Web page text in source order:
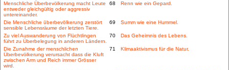
Menschliche Überbevölkerung macht Leute
entweder gleichgültig oder aggressiv
untereinander.
68 Renn wie ein Gepard.
Die Menschliche überbevölkerung zerstört
sensible Lebensräume der letzten Tiere.
69 Summ wie eine Hummel.
Zu viel Auswanderung von Flüchtlingen
führt zu Überbelegung in anderen Ländern.
70 Das Geheimnis des Lebens.
Die Zunahme der menschlichen
Überbevölkerung verursacht dass die Kluft
zwischen Arm und Reich immer Grösser
wird.
71 Klimaaktivismus für die Natur.